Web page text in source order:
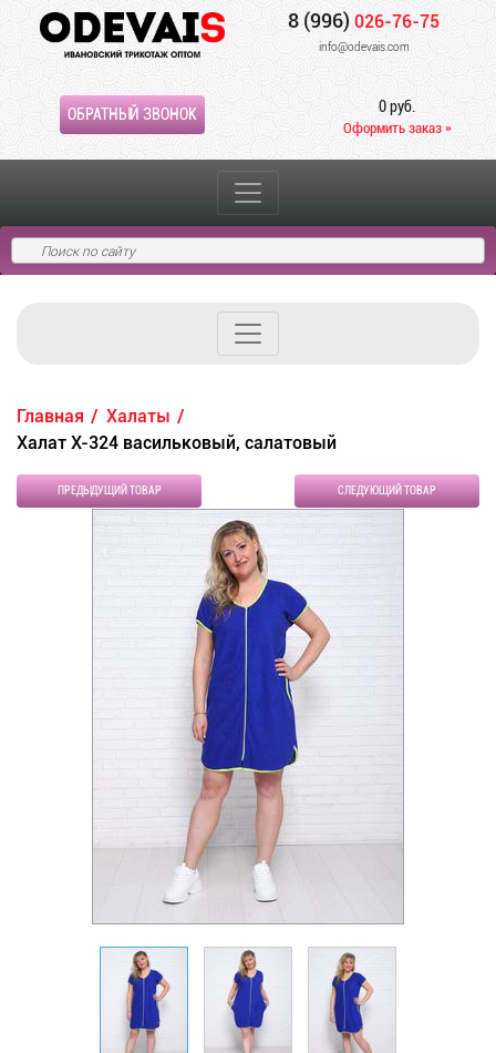
8 (996) 026-76-75
info@odevais.com
ОБРАТНЫЙ ЗВОНОК 0 руб.
Оформить заказ »
Главная
Халаты
Халат Х-324 васильковый, салатовый
ПРЕДЫДУЩИЙ ТОВАР СЛЕДУЮЩИЙ ТОВАР